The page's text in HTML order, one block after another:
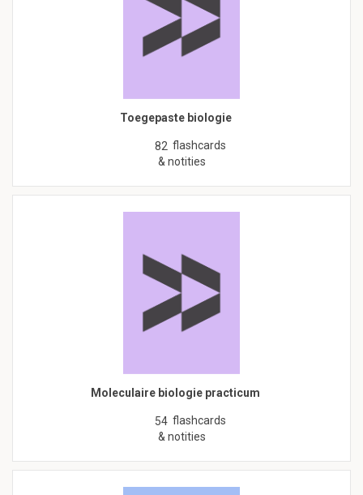
Toegepaste biologie
82 flashcards
& notities
Moleculaire biologie practicum
54 flashcards
& notities